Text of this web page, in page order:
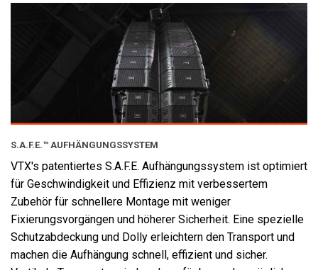
S.A.F.E.™ AUFHÄNGUNGSSYSTEM
VTX's patentiertes S.A.F.E. Aufhängungssystem ist optimiert
für Geschwindigkeit und Effizienz mit verbessertem
Zubehör für schnellere Montage mit weniger
Fixierungsvorgängen und höherer Sicherheit. Eine spezielle
Schutzabdeckung und Dolly erleichtern den Transport und
machen die Aufhängung schnell, effizient und sicher.